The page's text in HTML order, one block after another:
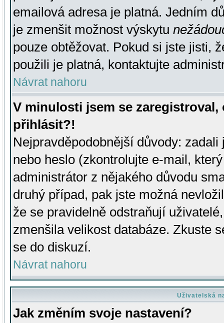
emailová adresa je platná. Jedním
je zmenšit možnost výskytu
pouze obtěžovat. Pokud si jste jisti,
použili je platná, kontaktujte
Návrat nahoru
V minulosti jsem se
přihlásit?!
Nejpravděpodobnější důvody:
nebo heslo (zkontrolujte e-mail,
administrátor z nějakého důvodu
druhý případ, pak jste možná
že se pravidelně odstraňují
zmenšila velikost databáze. Zkuste
se do diskuzí.
Návrat nahoru
Uživatelská
Jak změním svoje nastavení?